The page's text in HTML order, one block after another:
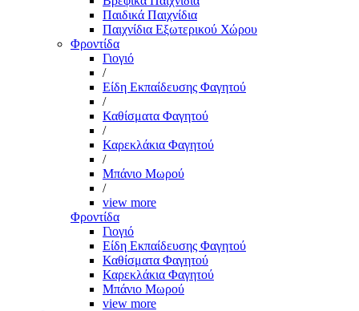
Παιδικά Παιχνίδια
Παιχνίδια Εξωτερικού Χώρου
Φροντίδα
Γιογιό
/
Είδη Εκπαίδευσης Φαγητού
/
Καθίσματα Φαγητού
/
Καρεκλάκια Φαγητού
/
Μπάνιο Μωρού
/
view more
Φροντίδα
Γιογιό
Είδη Εκπαίδευσης Φαγητού
Καθίσματα Φαγητού
Καρεκλάκια Φαγητού
Μπάνιο Μωρού
view more